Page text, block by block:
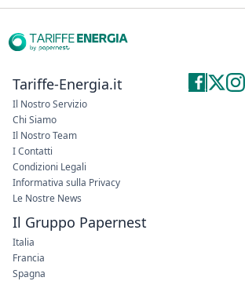
Tariffe-Energia.it
Il Nostro Servizio
Chi Siamo
Il Nostro Team
I Contatti
Condizioni Legali
Informativa sulla Privacy
Le Nostre News
Il Gruppo Papernest
Italia
Francia
Spagna